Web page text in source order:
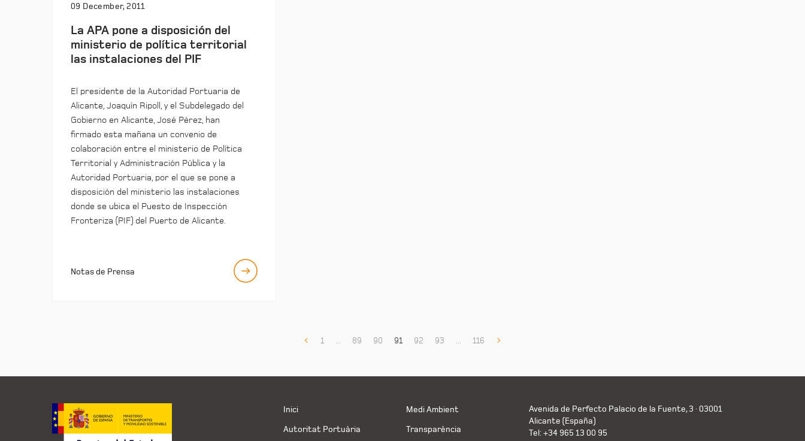
09 December, 2011
La APA pone a disposición del
ministerio de política territorial
las instalaciones del PIF
El presidente de la Autoridad Portuaria de
Alicante, Joaquín Ripoll, y el Subdelegado del
Gobierno en Alicante, José Pérez, han
firmado esta mañana un convenio de
colaboración entre el ministerio de Política
Territorial y Administración Pública y la
Autoridad Portuaria, por el que se pone a
disposición del ministerio las instalaciones
donde se ubica el Puesto de Inspección
Fronteriza (PIF) del Puerto de Alicante.
Notas de Prensa
1 ... 89 90 91 92 93 ... 116
Inici
Autoritat Portuària
Medi Ambient
Transparència
Avenida de Perfecto Palacio de la Fuente, 3 · 03001
Alicante (España)
Tel: +34 965 13 00 95